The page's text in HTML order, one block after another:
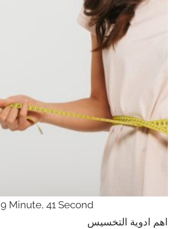
9 Minute, 41 Second
اهم ادوية التخسيس